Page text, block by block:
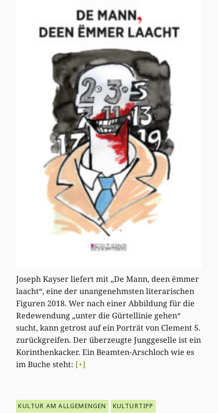
Joseph Kayser liefert mit „De Mann, deen ëmmer
laacht“, eine der unangenehmsten literarischen
Figuren 2018. Wer nach einer Abbildung für die
Redewendung „unter die Gürtellinie gehen“
sucht, kann getrost auf ein Porträt von Clement S.
zurückgreifen. Der überzeugte Junggeselle ist ein
Korinthenkacker. Ein Beamten-Arschloch wie es
im Buche steht: [+]
KULTUR AM ALLGEMENGEN KULTURTIPP